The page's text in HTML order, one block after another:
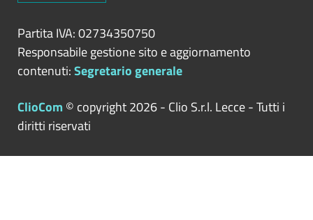
Partita IVA: 02734350750
Responsabile gestione sito e aggiornamento
contenuti:Segretario generale
ClioCom © copyright 2026 - Clio S.r.l. Lecce - Tutti i
diritti riservati